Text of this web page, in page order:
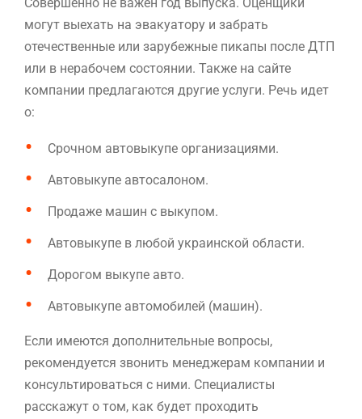
могут выехать на эвакуатору и забрать
отечественные или зарубежные пикапы после ДТП
или в нерабочем состоянии. Также на сайте
компании предлагаются другие услуги. Речь идет
о:
Срочном автовыкупе организациями.
Автовыкупе автосалоном.
Продаже машин с выкупом.
Автовыкупе в любой украинской области.
Дорогом выкупе авто.
Автовыкупе автомобилей (машин).
Если имеются дополнительные вопросы,
рекомендуется звонить менеджерам компании и
консультироваться с ними. Специалисты
расскажут о том, как будет проходить